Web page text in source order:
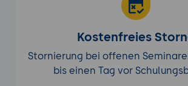
Kostenfreies
Stornierung bei offenen
bis einen Tag vor